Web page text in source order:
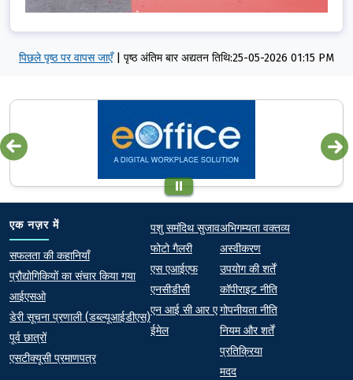
पिछले पृष्ठ पर वापस जाएँ पृष्ठ अंतिम बार अद्यतन तिथि:25-05-2026 01:15 PM
एक नज़र में
At a Glance
सफलता की कहानियाँ
प्रौद्योगिकियों का संचार किया गया
आईएसओ
डेरी सूचना प्रणाली (डब्ल्यूआईडीएस)
पूर्व छात्रों
एसटीक्यूसी प्रमाणपत्र
Quick links
पशु समंदिथ सुजाव
फोटो गैलरी
एस एआईएफ
एनसीडीसी
एन आई सी आर ए
ईमेल
Footer
अभिगम्यता वक्तव्य
अस्वीकरण
उपयोग की शर्तें
कॉपीराइट नीति
गोपनीयता नीति
नियम और शर्तें
प्रतिक्रिया
मदद